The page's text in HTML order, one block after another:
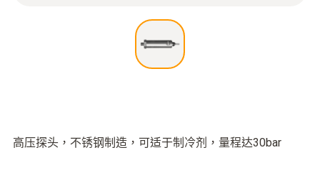
高压探头，不锈钢制造，可适于制冷剂，量程达30bar